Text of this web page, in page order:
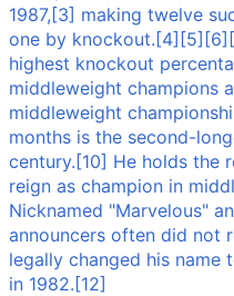
1987,[3] making twelve
one by
highest knockout
middleweight champions
middleweight
months is the second-
century.[10] He holds the
reign as champion in
Nicknamed "Marvelous"
announcers often did not
legally changed his name
in 1982.[12]